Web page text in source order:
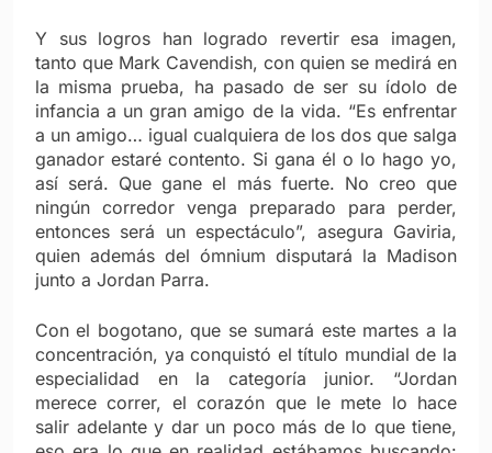
Y sus logros han logrado revertir esa imagen,
tanto que Mark Cavendish, con quien se medirá en
la misma prueba, ha pasado de ser su ídolo de
infancia a un gran amigo de la vida. “Es enfrentar
a un amigo… igual cualquiera de los dos que salga
ganador estaré contento. Si gana él o lo hago yo,
así será. Que gane el más fuerte. No creo que
ningún corredor venga preparado para perder,
entonces será un espectáculo”, asegura Gaviria,
quien además del ómnium disputará la Madison
junto a Jordan Parra.
Con el bogotano, que se sumará este martes a la
concentración, ya conquistó el título mundial de la
especialidad en la categoría junior. “Jordan
merece correr, el corazón que le mete lo hace
salir adelante y dar un poco más de lo que tiene,